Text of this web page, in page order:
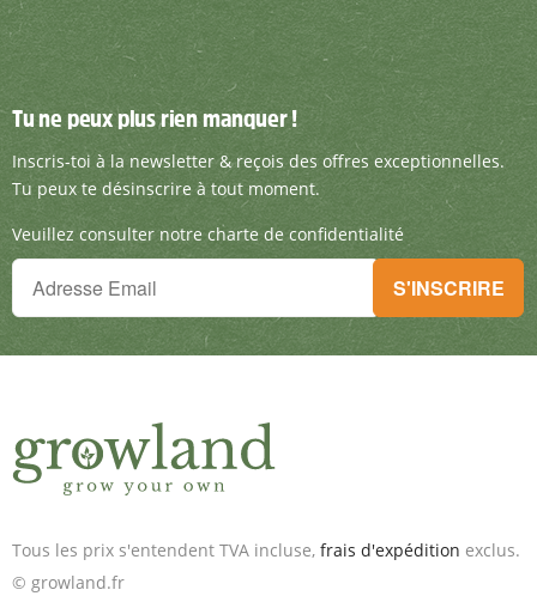
Tu ne peux plus rien manquer !
Inscris-toi à la newsletter & reçois des offres
Tu ne peux plus rien manquer !
Inscris-toi à la newsletter & reçois des offres exceptionnelles.
Tu peux te désinscrire à tout moment.
Veuillez consulter notre charte de confidentialité
Tu ne peux plus rien manquer !
Inscris-toi à la newsletter & reçois des offres exceptionnelles.
S'INSCRIRE
Tous les prix s'entendent TVA incluse, frais d'expédition exclus.
© growland.fr